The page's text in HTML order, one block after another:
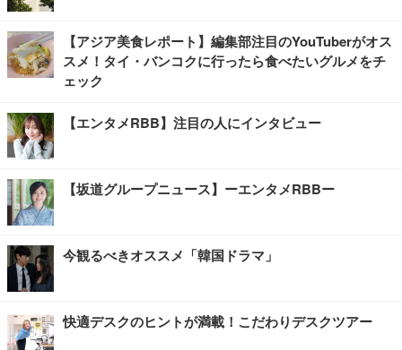
【アジア美食レポート】編集部注目のYouTuberがオス
スメ！タイ・バンコクに行ったら食べたいグルメをチ
ェック
【エンタメRBB】注目の人にインタビュー
【坂道グループニュース】ーエンタメRBBー
今観るべきオススメ「韓国ドラマ」
快適デスクのヒントが満載！こだわりデスクツアー